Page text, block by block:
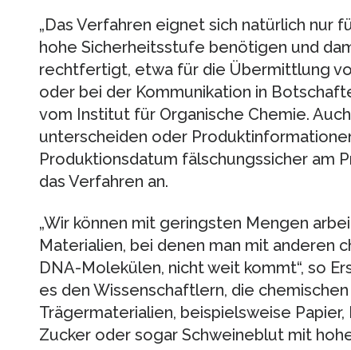
„Das Verfahren eignet sich natürlich nur
hohe Sicherheitsstufe benötigen und
rechtfertigt, etwa für die Übermittlung
oder bei der Kommunikation in
vom Institut für Organische Chemie.
unterscheiden oder
Produktionsdatum fälschungssicher am
das Verfahren an.
„Wir können mit geringsten Mengen
Materialien, bei denen man mit anderen
DNA-Molekülen, nicht weit kommt“, so
es den Wissenschaftlern, die
Trägermaterialien, beispielsweise
Zucker oder sogar Schweineblut mit